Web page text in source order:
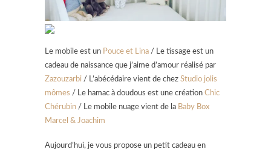
Le mobile est un Pouce et Lina / Le tissage est un
cadeau de naissance que j’aime d’amour réalisé par
Zazouzarbi / L’abécédaire vient de chez Studio jolis
mômes / Le hamac à doudous est une création Chic
Chérubin / Le mobile nuage vient de la Baby Box
Marcel & Joachim
Aujourd’hui, je vous propose un petit cadeau en